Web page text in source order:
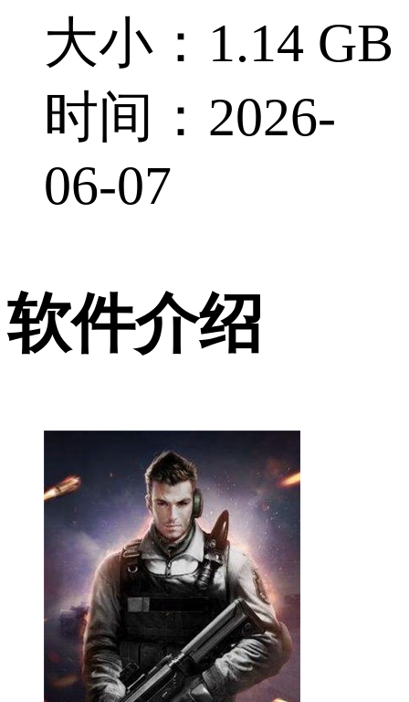
大小：1.14 GB
时间：2026-
06-07
软件介绍